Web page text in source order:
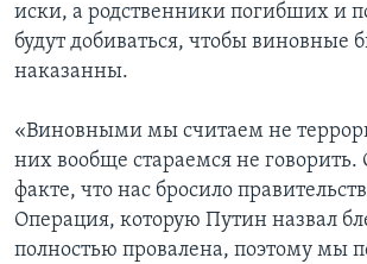
иски, а родственники погибших и
будут добиваться, чтобы виновные
наказанны.
«Виновными мы считаем не
них вообще стараемся не говорить.
факте, что нас бросило
Операция, которую Путин назвал
полностью провалена, поэтому мы